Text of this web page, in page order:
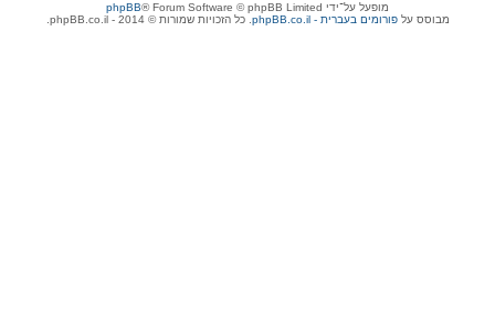
מופעל על־ידי phpBB® Forum Software © phpBB Limited
מבוסס עלphpBB.co.il - פורומים בעברית . כל הזכויות שמורות © 2014 - phpBB.co.il.